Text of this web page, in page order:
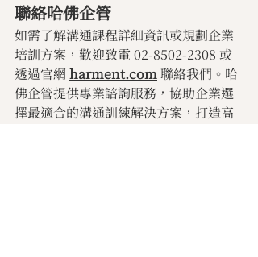
聯絡哈佛企管
如需了解溝通課程詳細資訊或規劃企業
培訓方案，歡迎致電 02-8502-2308 或
透過官網 harment.com 聯絡我們。哈
佛企管提供專業諮詢服務，協助企業選
擇最適合的溝通訓練解決方案，打造高